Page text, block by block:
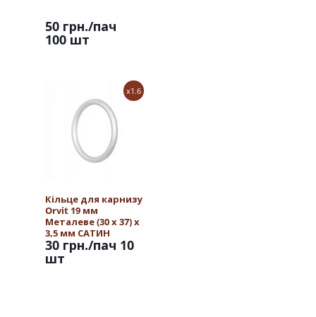
50 грн./пач
100 шт
x1.6
Кільце для карнизу
Orvit 19 мм
Металеве (30 х 37) х
3,5 мм САТИН
30 грн./пач 10
шт